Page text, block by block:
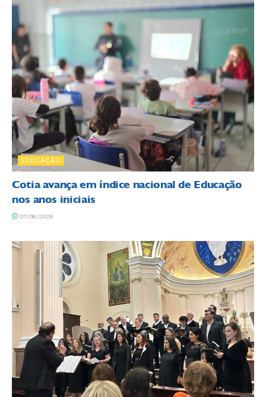
EDUCAÇÃO
Cotia avança em índice nacional de Educação
nos anos iniciais
07/08/2026